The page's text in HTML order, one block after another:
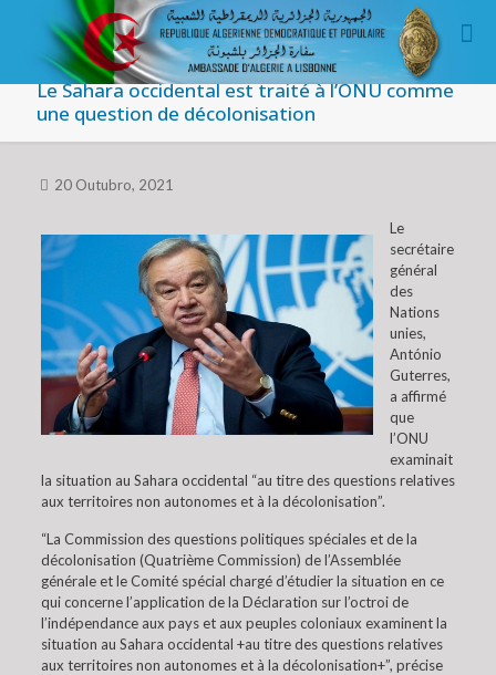
Le Sahara occidental est traité à l’ONU comme
une question de décolonisation
20 Outubro, 2021
Le
secrétaire
général
des
Nations
unies,
António
Guterres,
a affirmé
que
l’ONU
examinait
la situation au Sahara occidental “au titre des questions relatives
aux territoires non autonomes et à la décolonisation”.
“La Commission des questions politiques spéciales et de la
décolonisation (Quatrième Commission) de l’Assemblée
générale et le Comité spécial chargé d’étudier la situation en ce
qui concerne l’application de la Déclaration sur l’octroi de
l’indépendance aux pays et aux peuples coloniaux examinent la
situation au Sahara occidental +au titre des questions relatives
aux territoires non autonomes et à la décolonisation+”, précise